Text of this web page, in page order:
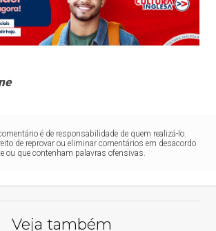
é de responsabilidade de quem realizá-lo.
de reprovar ou eliminar comentários em desacordo
ou que contenham palavras ofensivas.
Veja também